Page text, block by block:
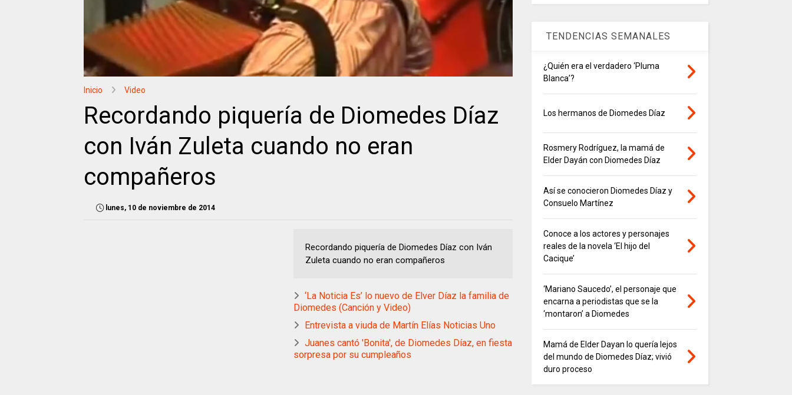
Inicio Video
Recordando piquería de Diomedes Díaz
con Iván Zuleta cuando no eran
compañeros
lunes, 10 de noviembre de 2014
Recordando piquería de Diomedes Díaz con Iván
Zuleta cuando no eran compañeros
‘La Noticia Es’ lo nuevo de Elver Díaz la familia de
Diomedes (Canción y Video)
Entrevista a viuda de Martín Elías Noticias Uno
Juanes cantó 'Bonita', de Diomedes Díaz, en fiesta
sorpresa por su cumpleaños
TENDENCIAS SEMANALES
¿Quién era el verdadero ‘Pluma
Blanca’?
Los hermanos de Diomedes Díaz
Rosmery Rodríguez, la mamá de
Elder Dayán con Diomedes Díaz
Así se conocieron Diomedes Díaz y
Consuelo Martínez
Conoce a los actores y personajes
reales de la novela ‘El hijo del
Cacique’
‘Mariano Saucedo’, el personaje que
encarna a periodistas que se la
‘montaron’ a Diomedes
Mamá de Elder Dayan lo quería lejos
del mundo de Diomedes Díaz; vivió
duro proceso